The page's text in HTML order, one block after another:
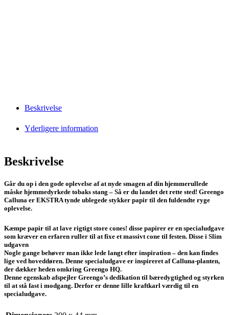
Beskrivelse
Yderligere information
Beskrivelse
Går du op i den gode oplevelse af at nyde smagen af din hjemmerullede
måske hjemmedyrkede tobaks stang – Så er du landet det rette sted! Greengo
Calluna er EKSTRA tynde ublegede stykker papir til den fuldendte ryge
oplevelse.
Kæmpe papir til at lave rigtigt store cones! disse papirer er en specialudgave
som kræver en erfaren ruller til at fixe et massivt cone til festen. Disse i Slim
udgaven
Nogle gange behøver man ikke lede langt efter inspiration – den kan findes
lige ved hoveddøren. Denne specialudgave er inspireret af Calluna-planten,
der dækker heden omkring Greengo HQ.
Denne egenskab afspejler Greengo’s dedikation til bæredygtighed og styrken
til at stå fast i modgang. Derfor er denne lille kraftkarl værdig til en
specialudgave.